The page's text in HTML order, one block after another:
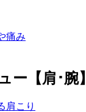
痛み
ー【肩･腕】
肩こり